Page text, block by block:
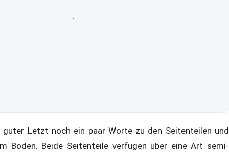
guter Letzt noch ein paar Worte zu den Seitenteilen und
Boden. Beide Seitenteile verfügen über eine Art semi-